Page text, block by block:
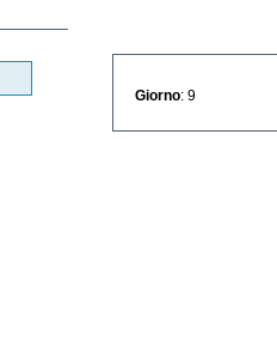
Giorno : 9